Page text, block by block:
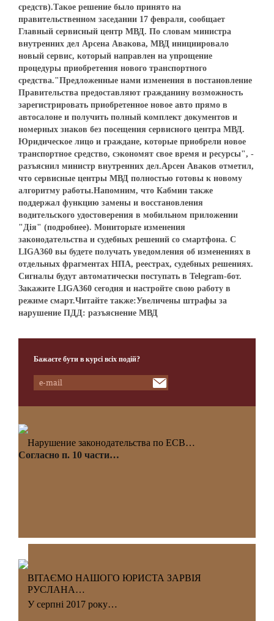
средств).Такое решение было принято на
правительственном заседании 17 февраля, сообщает
Главный сервисный центр МВД. По словам министра
внутренних дел Арсена Авакова, МВД инициировало
новый сервис, который направлен на упрощение
процедуры приобретения нового транспортного
средства."Предложенные нами изменения в постановление
Правительства предоставляют гражданину возможность
зарегистрировать приобретенное новое авто прямо в
автосалоне и получить полный комплект документов и
номерных знаков без посещения сервисного центра МВД.
Юридическое лицо и граждане, которые приобрели новое
транспортное средство, сэкономят свое время и ресурсы", -
разъяснил министр внутренних дел.Арсен Аваков отметил,
что сервисные центры МВД полностью готовы к новому
алгоритму работы.Напомним, что Кабмин также
поддержал функцию замены и восстановления
водительского удостоверения в мобильном приложении
"Дія" (подробнее). Мониторьте изменения
законодательства и судебных решений со смартфона. С
LIGA360 вы будете получать уведомления об изменениях в
отдельных фрагментах НПА, реестрах, судебных решениях.
Сигналы будут автоматически поступать в Telegram-бот.
Закажите LIGA360 сегодня и настройте свою работу в
режиме смарт.Читайте также:Увеличены штрафы за
нарушение ПДД: разъяснение МВД
Бажаєте бути в курсі всіх подій?
Нарушение законодательства по ЕСВ…
Согласно п. 10 части…
ВІТАЄМО НАШОГО ЮРИСТА ЗАРВІЯ
РУСЛАНА…
У серпні 2017 року…